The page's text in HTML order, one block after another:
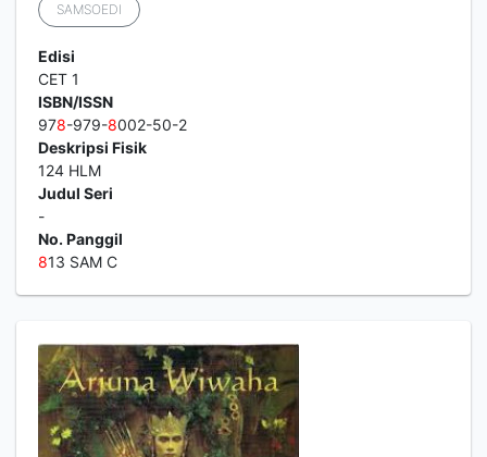
SAMSOEDI
Edisi
CET 1
ISBN/ISSN
978-979-8002-50-2
Deskripsi Fisik
124 HLM
Judul Seri
-
No. Panggil
813 SAM C